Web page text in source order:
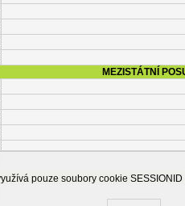
MEZISTÁTNÍ
pouze soubory cookie